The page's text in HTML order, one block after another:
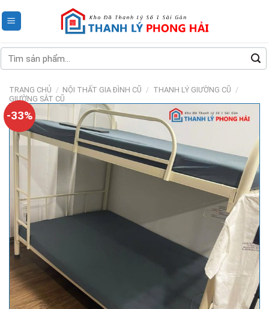
to
Tìm
kiếm:
TRANG CHỦ / NỘI THẤT GIA ĐÌNH CŨ / THANH LÝ GIƯỜNG CŨ /
GIƯỜNG SẮT CŨ
-33%